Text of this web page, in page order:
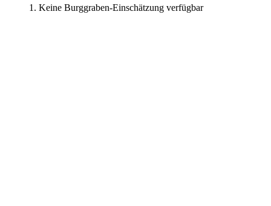
Keine Burggraben-Einschätzung verfügbar